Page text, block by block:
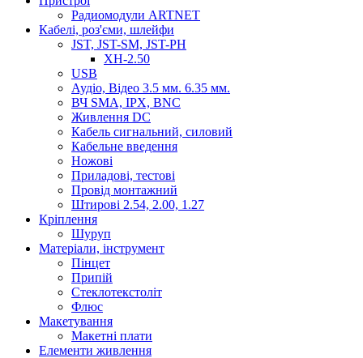
Радиомодули ARTNET
Кабелі, роз'єми, шлейфи
JST, JST-SM, JST-PH
XH-2.50
USB
Аудіо, Відео 3.5 мм. 6.35 мм.
ВЧ SMA, IPX, BNC
Живлення DC
Кабель сигнальний, силовий
Кабельне введення
Ножові
Приладові, тестові
Провід монтажний
Штирові 2.54, 2.00, 1.27
Кріплення
Шуруп
Матеріали, інструмент
Пінцет
Припій
Стеклотекстоліт
Флюс
Макетування
Макетні плати
Елементи живлення